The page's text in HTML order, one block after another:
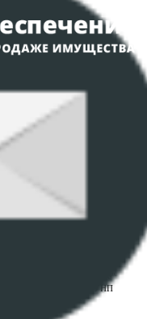
торгов
персональных
COOKIE-
по оказанию
защищены авторским
услуг "БелЮрОбеспечение"
e-mail:
, УНП